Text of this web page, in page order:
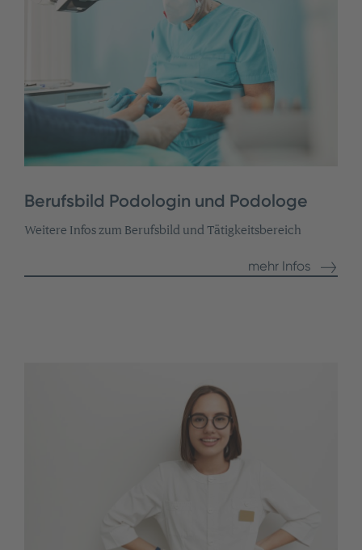
Berufsbild Podologin und Podologe
Weitere Infos zum Berufsbild und Tätigkeitsbereich
mehr Infos